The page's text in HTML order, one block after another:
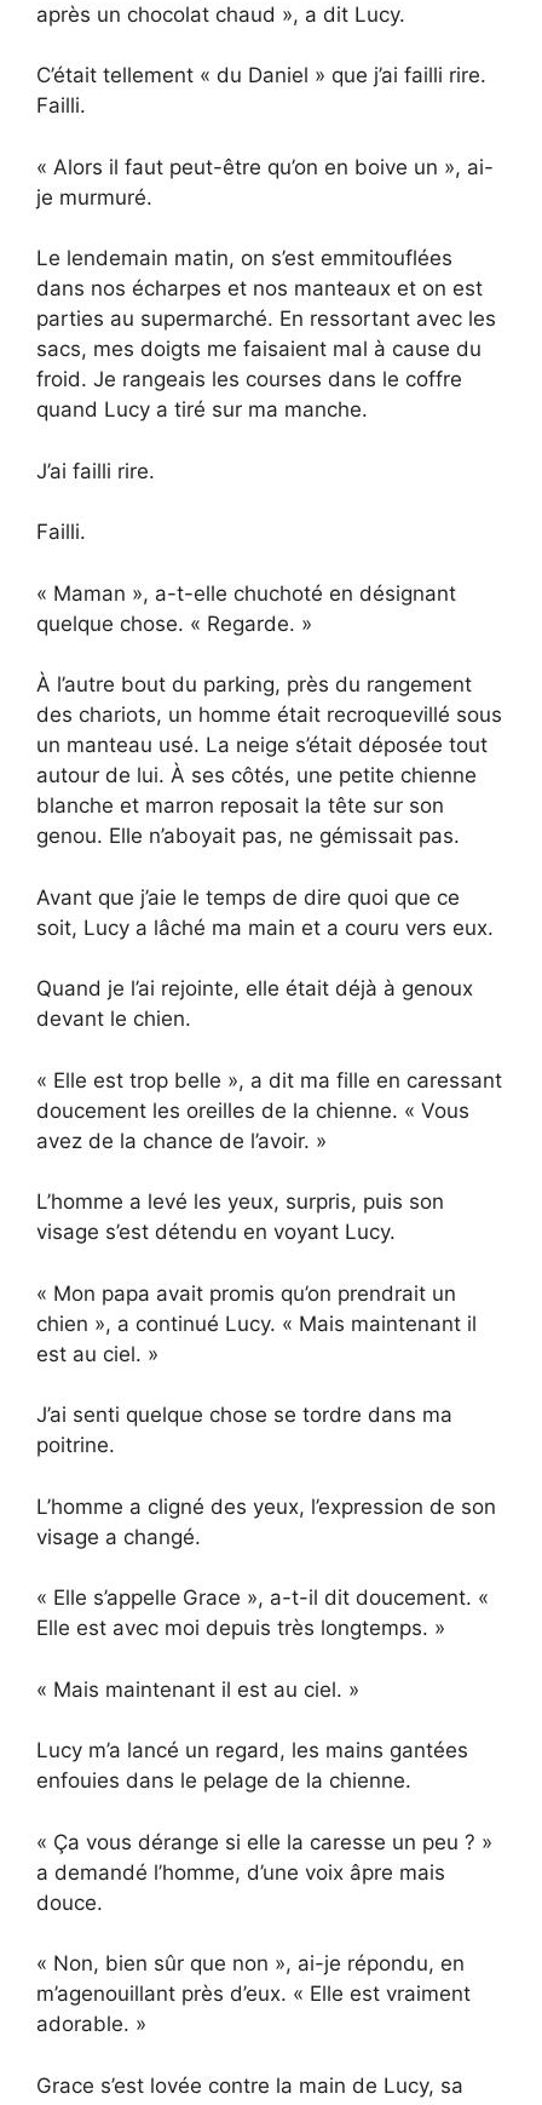
après un chocolat chaud », a dit Lucy.
C’était tellement « du Daniel » que j’ai failli rire.
Failli.
« Alors il faut peut-être qu’on en boive un », ai-
je murmuré.
Le lendemain matin, on s’est emmitouflées
dans nos écharpes et nos manteaux et on est
parties au supermarché. En ressortant avec les
sacs, mes doigts me faisaient mal à cause du
froid. Je rangeais les courses dans le coffre
quand Lucy a tiré sur ma manche.
J’ai failli rire.
Failli.
« Maman », a-t-elle chuchoté en désignant
quelque chose. « Regarde. »
À l’autre bout du parking, près du rangement
des chariots, un homme était recroquevillé sous
un manteau usé. La neige s’était déposée tout
autour de lui. À ses côtés, une petite chienne
blanche et marron reposait la tête sur son
genou. Elle n’aboyait pas, ne gémissait pas.
Avant que j’aie le temps de dire quoi que ce
soit, Lucy a lâché ma main et a couru vers eux.
Quand je l’ai rejointe, elle était déjà à genoux
devant le chien.
« Elle est trop belle », a dit ma fille en caressant
doucement les oreilles de la chienne. « Vous
avez de la chance de l’avoir. »
L’homme a levé les yeux, surpris, puis son
visage s’est détendu en voyant Lucy.
« Mon papa avait promis qu’on prendrait un
chien », a continué Lucy. « Mais maintenant il
est au ciel. »
J’ai senti quelque chose se tordre dans ma
poitrine.
L’homme a cligné des yeux, l’expression de son
visage a changé.
« Elle s’appelle Grace », a-t-il dit doucement. «
Elle est avec moi depuis très longtemps. »
« Mais maintenant il est au ciel. »
Lucy m’a lancé un regard, les mains gantées
enfouies dans le pelage de la chienne.
« Ça vous dérange si elle la caresse un peu ? »
a demandé l’homme, d’une voix âpre mais
douce.
« Non, bien sûr que non », ai-je répondu, en
m’agenouillant près d’eux. « Elle est vraiment
adorable. »
Grace s’est lovée contre la main de Lucy, sa